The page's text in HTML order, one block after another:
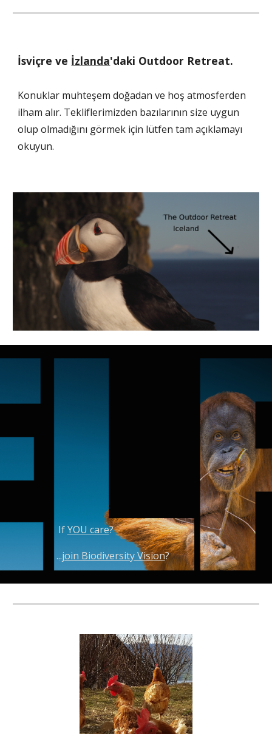
İsviçre ve İzlanda'daki Outdoor Retreat.
Konuklar muhteşem doğadan ve hoş atmosferden
ilham alır. Tekliflerimizden bazılarının size uygun
olup olmadığını görmek için lütfen tam açıklamayı
okuyun.
If YOU care?
...join Biodiversity Vision?